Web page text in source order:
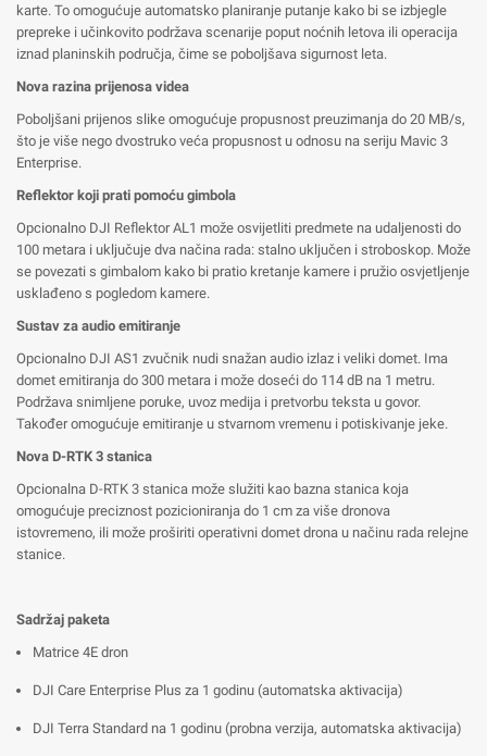
karte. To omogućuje automatsko planiranje putanje kako bi se izbjegle
prepreke i učinkovito podržava scenarije poput noćnih letova ili operacija
iznad planinskih područja, čime se poboljšava sigurnost leta.
Nova razina prijenosa videa
Poboljšani prijenos slike omogućuje propusnost preuzimanja do 20 MB/s,
što je više nego dvostruko veća propusnost u odnosu na seriju Mavic 3
Enterprise.
Reflektor koji prati pomoću gimbola
Opcionalno DJI Reflektor AL1 može osvijetliti predmete na udaljenosti do
100 metara i uključuje dva načina rada: stalno uključen i stroboskop. Može
se povezati s gimbalom kako bi pratio kretanje kamere i pružio osvjetljenje
usklađeno s pogledom kamere.
Sustav za audio emitiranje
Opcionalno DJI AS1 zvučnik nudi snažan audio izlaz i veliki domet. Ima
domet emitiranja do 300 metara i može doseći do 114 dB na 1 metru.
Podržava snimljene poruke, uvoz medija i pretvorbu teksta u govor.
Također omogućuje emitiranje u stvarnom vremenu i potiskivanje jeke.
Nova D-RTK 3 stanica
Opcionalna D-RTK 3 stanica može služiti kao bazna stanica koja
omogućuje preciznost pozicioniranja do 1 cm za više dronova
istovremeno, ili može proširiti operativni domet drona u načinu rada relejne
stanice.
Sadržaj paketa
Matrice 4E dron
DJI Care Enterprise Plus za 1 godinu (automatska aktivacija)
DJI Terra Standard na 1 godinu (probna verzija, automatska aktivacija)